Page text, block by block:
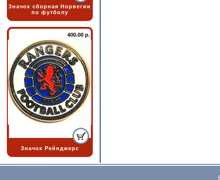
Значок сборная Норвегии
по футболу
400.00 р.
Значок Рейнджерс